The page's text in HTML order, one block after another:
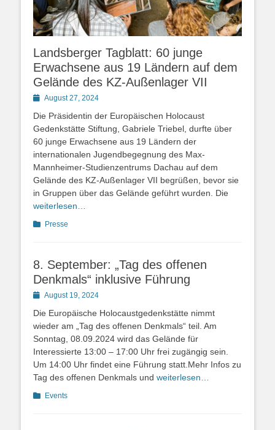
Landsberger Tagblatt: 60 junge
Erwachsene aus 19 Ländern auf dem
Gelände des KZ-Außenlager VII
PostedAugust 27, 2024
Die Präsidentin der Europäischen Holocaust
Gedenkstätte Stiftung, Gabriele Triebel, durfte über
60 junge Erwachsene aus 19 Ländern der
internationalen Jugendbegegnung des Max-
Mannheimer-Studienzentrums Dachau auf dem
Gelände des KZ-Außenlager VII begrüßen, bevor sie
in Gruppen über das Gelände geführt wurden. Die
weiterlesen…
Kategorien
Presse
8. September: „Tag des offenen
Denkmals“ inklusive Führung
PostedAugust 19, 2024
Die Europäische Holocaustgedenkstätte nimmt
wieder am „Tag des offenen Denkmals“ teil. Am
Sonntag, 08.09.2024 wird das Gelände für
Interessierte 13:00 – 17:00 Uhr frei zugängig sein.
Um 14:00 Uhr findet eine Führung statt.Mehr Infos zu
Tag des offenen Denkmals und weiterlesen…
Kategorien
Events